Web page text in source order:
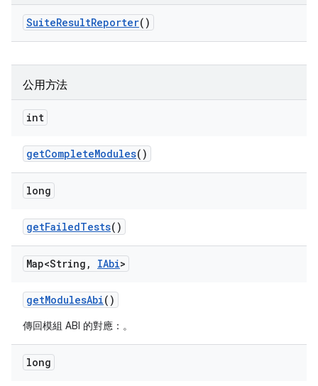
SuiteResultReporter()
公用方法
int
getCompleteModules()
long
getFailedTests()
Map<String , IAbi>
getModulesAbi()
傳回模組 ABI 的對應： 。
long